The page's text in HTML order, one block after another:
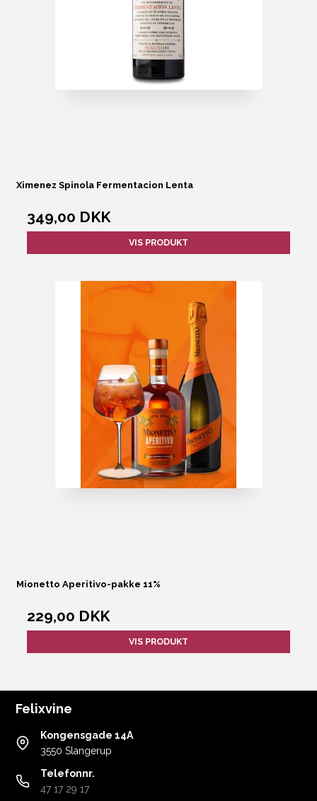
Ximenez Spinola Fermentacion Lenta
349,00 DKK
VIS PRODUKT
Mionetto Aperitivo-pakke 11%
229,00 DKK
VIS PRODUKT
Felixvine
Kongensgade 14A
3550 Slangerup
Telefonnr.
47 17 29 17